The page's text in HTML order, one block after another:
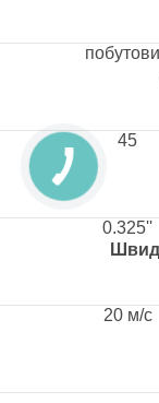
45
0.325''
20 м/с